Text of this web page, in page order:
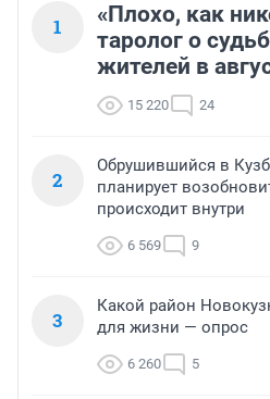
1
«Плохо, как
таролог о
жителей в
15 220 24
2
Обрушившийся в
планирует
происходит внутри
6 569 9
3
Какой район
для жизни — опрос
6 260 5